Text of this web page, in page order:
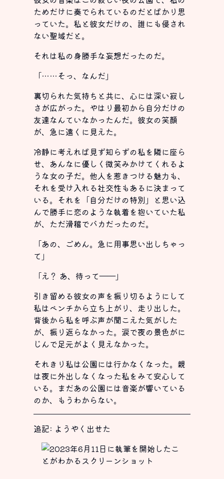
ためだけに奏でられているのだとばかり思
っていた。私と彼女だけの、誰にも侵され
ない聖域だと。
それは私の身勝手な妄想だったのだ。
「……そっ、なんだ」
裏切られた気持ちと共に、心には深い寂し
さが広がった。やはり最初から自分だけの
友達なんていなかったんだ。彼女の笑顔
が、急に遠くに見えた。
冷静に考えれば見ず知らずの私を隣に座ら
せ、あんなに優しく微笑みかけてくれるよ
うな女の子だ。他人を惹きつける魅力も、
それを受け入れる社交性もあるに決まって
いる。それを「自分だけの特別」と思い込
んで勝手に恋のような執着を抱いていた私
が、ただ滑稽でバカだったのだ。
「あの、ごめん。急に用事思い出しちゃっ
て」
「え？ あ、待って――」
引き留める彼女の声を振り切るようにして
私はベンチから立ち上がり、走り出した。
背後から私を呼ぶ声が聞こえた気がした
が、振り返らなかった。涙で夜の景色がに
じんで足元がよく見えなかった。
それきり私は公園には行かなくなった。親
は夜に外出しなくなった私をみて安心して
いる。まだあの公園には音楽が響いている
のか、もうわからない。
追記: ようやく出せた